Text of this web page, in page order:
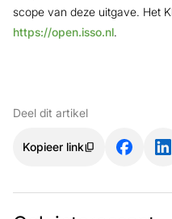
scope van deze uitgave. Het
https://open.isso.nl.
Deel dit artikel
Kopieer link